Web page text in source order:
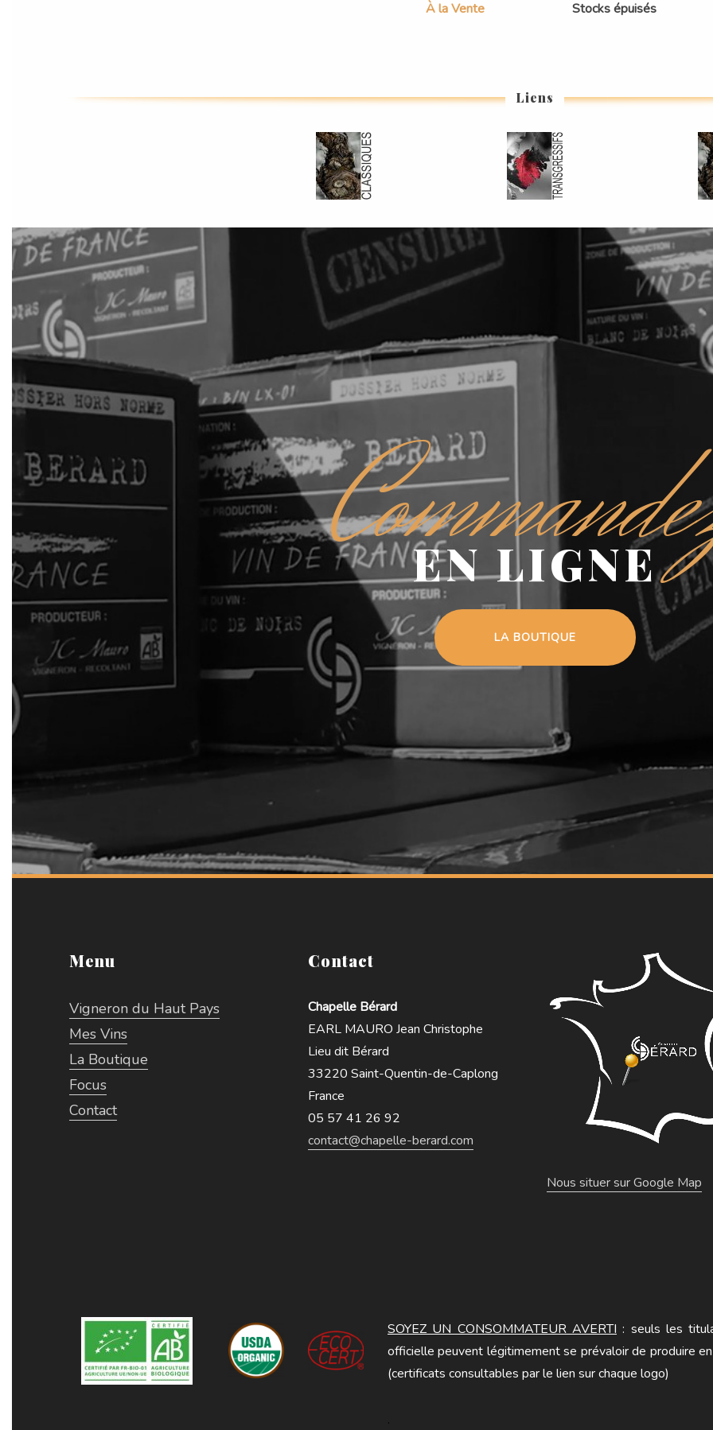
À la Vente Stocks épuisés
Liens
EN LIGNE
LA BOUTIQUE
Menu
Vigneron du Haut Pays
Mes Vins
La Boutique
Focus
Contact
Contact
Chapelle Bérard
EARL MAURO Jean Christophe
Lieu dit Bérard
33220 Saint-Quentin-de-Caplong
France
05 57 41 26 92
contact@chapelle-berard.com
Nous situer sur Google Map
SOYEZ UN CONSOMMATEUR AVERTI : seuls les
officielle peuvent légitimement se prévaloir de produire
(certificats consultables par le lien sur chaque logo)
.